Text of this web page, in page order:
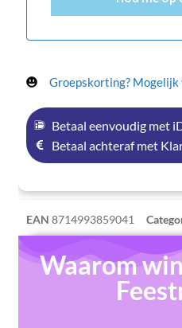
Groepskorting?
Betaal eenvoudig met
Betaal achteraf met
EAN 8714993859041
Waarom